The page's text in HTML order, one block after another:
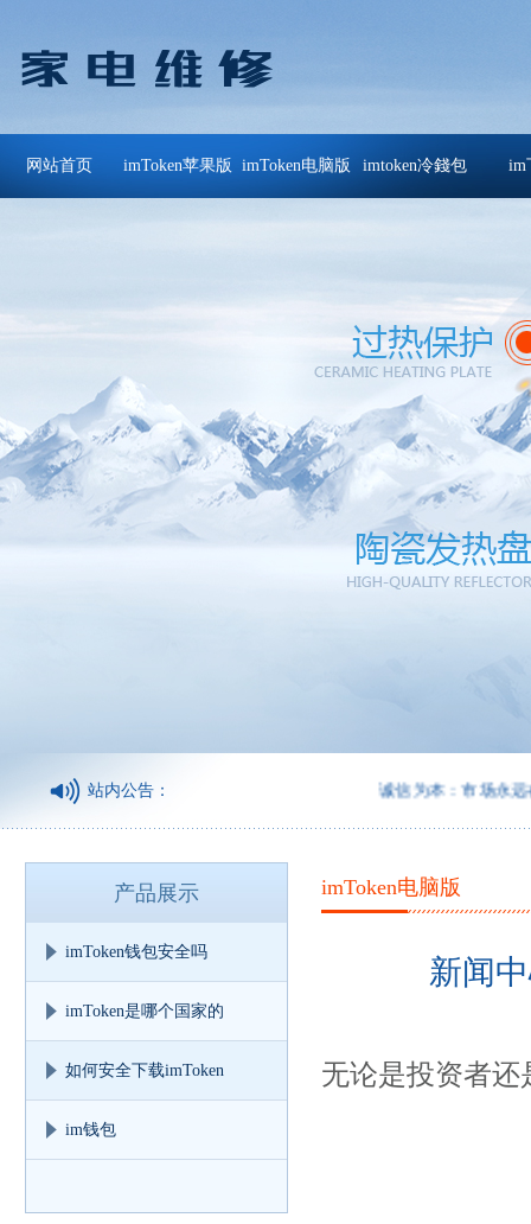
网站首页 imToken苹果版 imToken电脑版 imtoken冷錢包 im
站内公告： 诚信为本：市场永远在
产品展示
imToken钱包安全吗
imToken是哪个国家的
如何安全下载imToken
im钱包
imToken电脑版
新闻
无论是投资者还